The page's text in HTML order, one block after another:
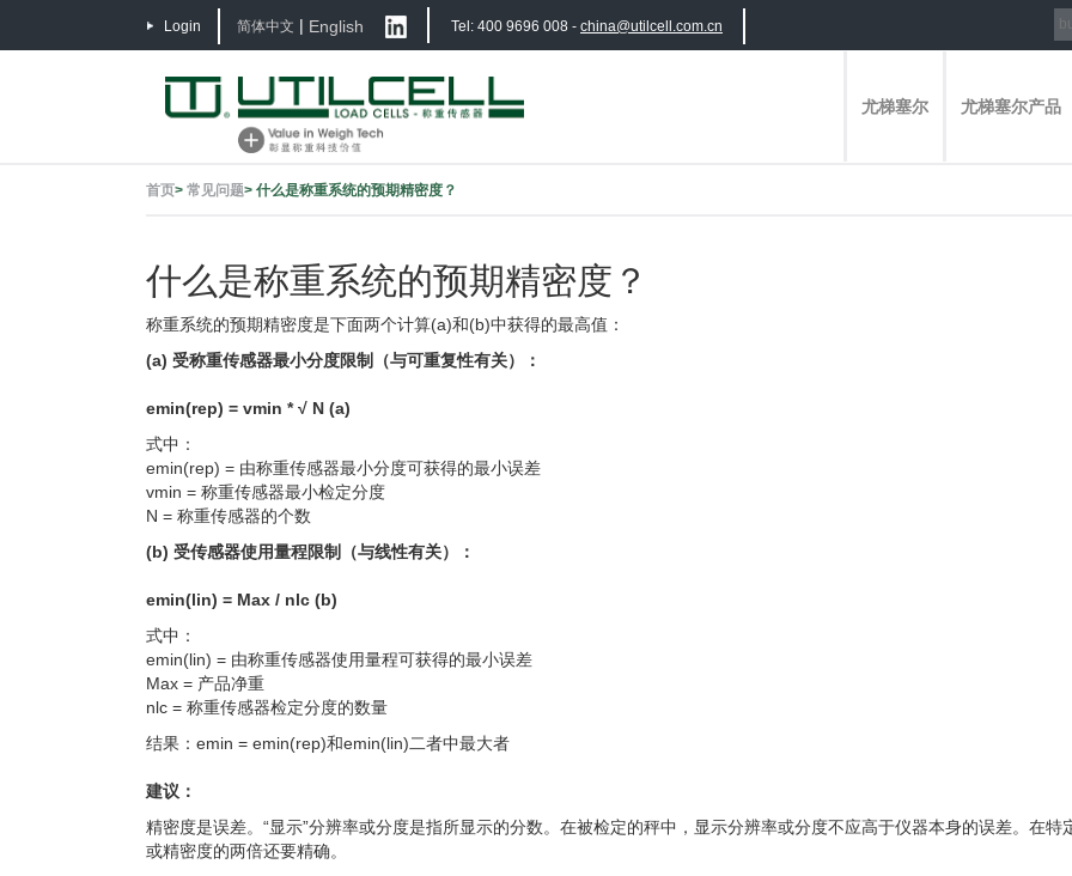
Login 简体中文 | English Tel: 400 9696 008 - china@utilcell.com.cn
尤梯塞尔 尤梯塞尔产品
首页> 常见问题> 什么是称重系统的预期精密度？
什么是称重系统的预期精密度？
称重系统的预期精密度是下面两个计算(a)和(b)中获得的最高值：
(a) 受称重传感器最小分度限制（与可重复性有关）：
emin(rep) = vmin * √ N (a)
式中：
emin(rep) = 由称重传感器最小分度可获得的最小误差
vmin = 称重传感器最小检定分度
N = 称重传感器的个数
(b) 受传感器使用量程限制（与线性有关）：
emin(lin) = Max / nlc (b)
式中：
emin(lin) = 由称重传感器使用量程可获得的最小误差
Max = 产品净重
nlc = 称重传感器检定分度的数量
结果：emin = emin(rep)和emin(lin)二者中最大者
建议：
精密度是误差。“显示”分辨率或分度是指所显示的分数。在被检定的秤中，显示分辨率或分度不应高于仪器本身的误差。在
或精密度的两倍还要精确。